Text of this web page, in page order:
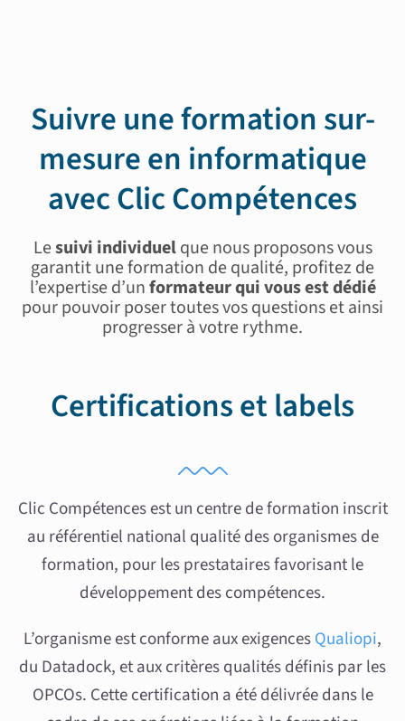
Suivre une formation sur-
mesure en informatique
avec Clic Compétences
Lesuivi individuelque nous proposons vous
garantit une formation de qualité, profitez de
l’expertise d’unformateur qui vous est dédié
pour pouvoir poser toutes vos questions et ainsi
progresser à votre rythme.
Certifications et labels
Clic Compétences est un centre de formation inscrit
au référentiel national qualité des organismes de
formation, pour les prestataires favorisant le
développement des compétences.
L’organisme est conforme aux exigencesQualiopi,
du Datadock, et aux critères qualités définis par les
OPCOs. Cette certification a été délivrée dans le